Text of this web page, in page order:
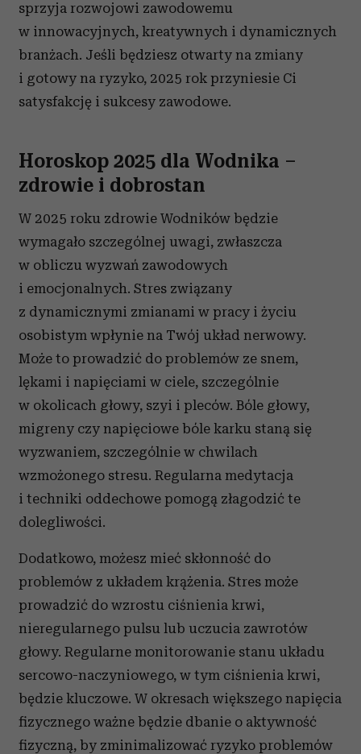
sprzyja rozwojowi zawodowemu
w innowacyjnych, kreatywnych i dynamicznych
branżach. Jeśli będziesz otwarty na zmiany
i gotowy na ryzyko, 2025 rok przyniesie Ci
satysfakcję i sukcesy zawodowe.
Horoskop 2025 dla Wodnika –
zdrowie i dobrostan
W 2025 roku zdrowie Wodników będzie
wymagało szczególnej uwagi, zwłaszcza
w obliczu wyzwań zawodowych
i emocjonalnych. Stres związany
z dynamicznymi zmianami w pracy i życiu
osobistym wpłynie na Twój układ nerwowy.
Może to prowadzić do problemów ze snem,
lękami i napięciami w ciele, szczególnie
w okolicach głowy, szyi i pleców. Bóle głowy,
migreny czy napięciowe bóle karku staną się
wyzwaniem, szczególnie w chwilach
wzmożonego stresu. Regularna medytacja
i techniki oddechowe pomogą złagodzić te
dolegliwości.
Dodatkowo, możesz mieć skłonność do
problemów z układem krążenia. Stres może
prowadzić do wzrostu ciśnienia krwi,
nieregularnego pulsu lub uczucia zawrotów
głowy. Regularne monitorowanie stanu układu
sercowo-naczyniowego, w tym ciśnienia krwi,
będzie kluczowe. W okresach większego napięcia
fizycznego ważne będzie dbanie o aktywność
fizyczną, by zminimalizować ryzyko problemów